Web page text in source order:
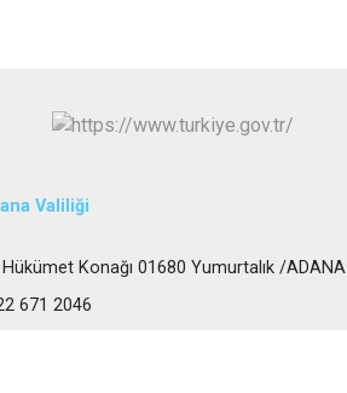
Valiliği
Konağı 01680 Yumurtalık /ADANA
671 2046